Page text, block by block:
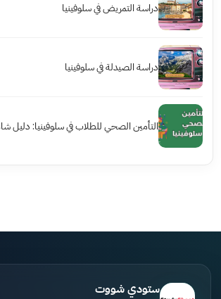
دراسة التمريض في سلوفينيا
دراسة الصيدلة في سلوفينيا
التأمين الصحي للطلاب في سلوفينيا: دليل
ستودي شووت